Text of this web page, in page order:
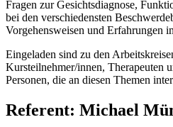
Fragen zur Gesichtsdiagnose,
bei den verschiedensten
Vorgehensweisen und Erfahrungen
Eingeladen sind zu den
Kursteilnehmer/innen, Therapeuten
Personen, die an diesen Themen
Referent: Michael